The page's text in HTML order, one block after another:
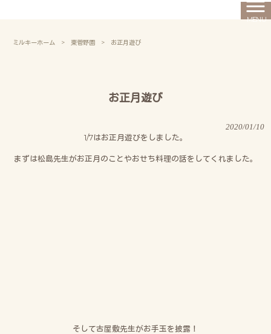
MENU
ミルキーホーム > 東菅野園 > お正月遊び
お正月遊び
2020/01/10
1/7はお正月遊びをしました。
まずは松島先生がお正月のことやおせち料理の話をしてくれました。
そして古屋敷先生がお手玉を披露！